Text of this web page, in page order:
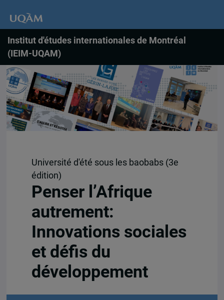
Institut d'études internationales de Montréal
(IEIM-UQAM)
Université d'été sous les baobabs (3e
édition)
Penser l’Afrique
autrement:
Innovations sociales
et défis du
développement